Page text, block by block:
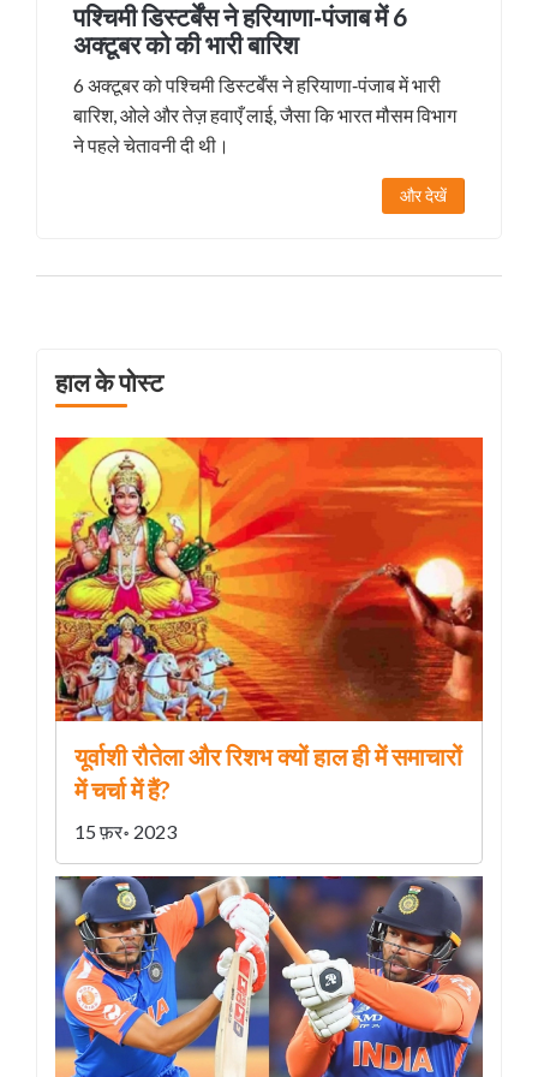
पश्चिमी डिस्टर्बेंस ने हरियाणा‑पंजाब में 6
अक्टूबर को की भारी बारिश
6 अक्टूबर को पश्चिमी डिस्टर्बेंस ने हरियाणा‑पंजाब में भारी
बारिश, ओले और तेज़ हवाएँ लाई, जैसा कि भारत मौसम विभाग
ने पहले चेतावनी दी थी।
और देखें
हाल के पोस्ट
यूर्वाशी रौतेला और रिशभ क्यों हाल ही में समाचारों
में चर्चा में हैं?
15 फ़र॰ 2023